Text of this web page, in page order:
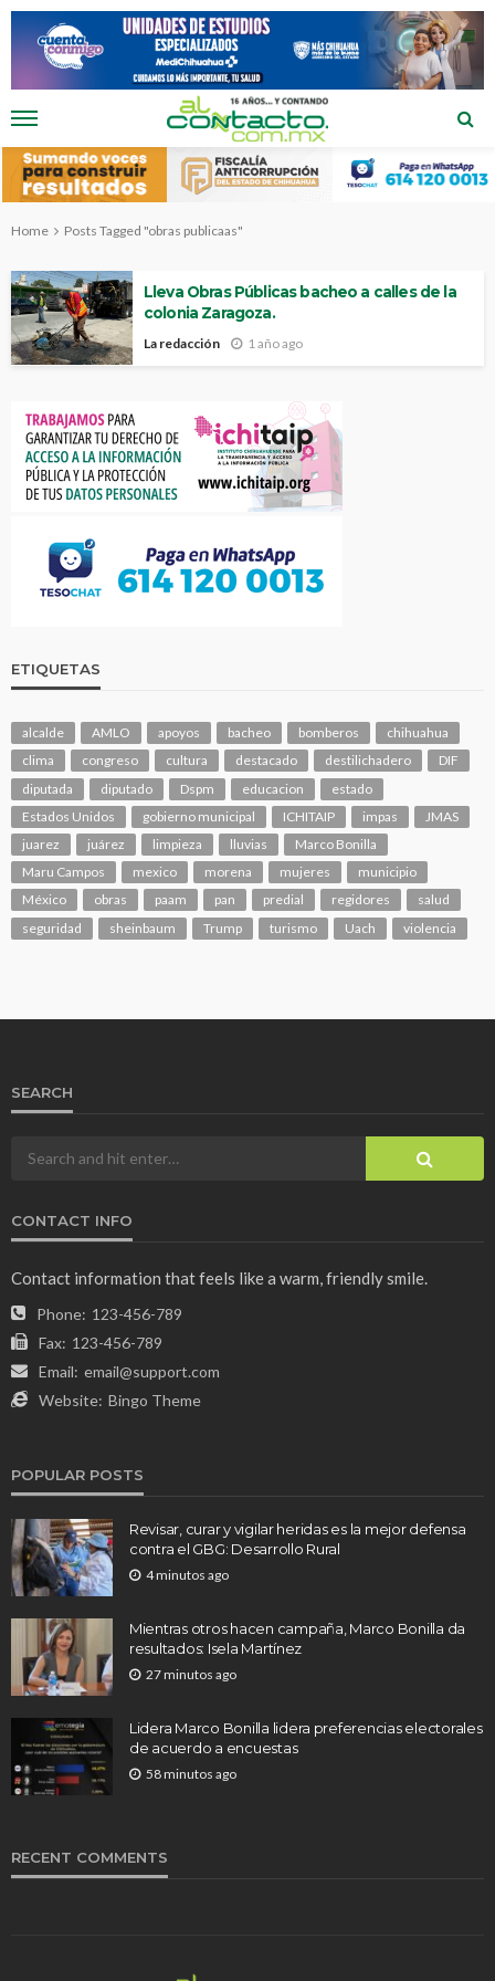
Home Posts Tagged "obras publicaas"
Lleva Obras Públicas bacheo a calles de la
colonia Zaragoza.
La redacción 1 año ago
ETIQUETAS
alcalde AMLO apoyos bacheo bomberos
chihuahua
clima
congreso cultura destacado destilichadero
DIF
diputada
diputado Dspm educacion
estado
Estados Unidos
gobierno municipal ICHITAIP impas
JMAS
juarez
juárez limpieza lluvias
Marco Bonilla
Maru Campos
mexico morena mujeres
municipio
México
obras paam pan predial regidores
salud
seguridad
sheinbaum Trump turismo Uach violencia
SEARCH
CONTACT INFO
Contact information that feels like a warm, friendly smile.
Phone: 123-456-789
Fax: 123-456-789
Email: email@support.com
Website: Bingo Theme
POPULAR POSTS
Revisar, curar y vigilar heridas es la mejor defensa
contra el GBG: Desarrollo Rural
4 minutos ago
Mientras otros hacen campaña, Marco Bonilla da
resultados: Isela Martínez
27 minutos ago
Lidera Marco Bonilla lidera preferencias electorales
de acuerdo a encuestas
58 minutos ago
RECENT COMMENTS